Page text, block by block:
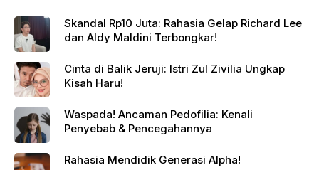
Skandal Rp10 Juta: Rahasia Gelap Richard Lee
dan Aldy Maldini Terbongkar!
Cinta di Balik Jeruji: Istri Zul Zivilia Ungkap
Kisah Haru!
Waspada! Ancaman Pedofilia: Kenali
Penyebab & Pencegahannya
Rahasia Mendidik Generasi Alpha!